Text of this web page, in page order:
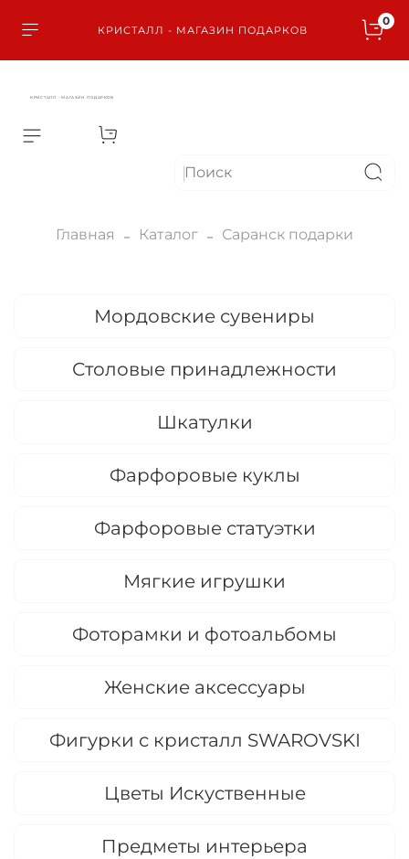
КРИСТАЛЛ - МАГАЗИН ПОДАРКОВ
0
КРИСТАЛЛ - МАГАЗИН ПОДАРКОВ
Главная Каталог Саранск подарки
Мордовские сувениры
Столовые принадлежности
Шкатулки
Фарфоровые куклы
Фарфоровые статуэтки
Мягкие игрушки
Фоторамки и фотоальбомы
Женские аксессуары
Фигурки с кристалл SWAROVSKI
Цветы Искуственные
Предметы интерьера